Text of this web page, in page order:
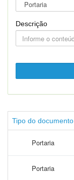
Descrição
Tipo do documento
Portaria
Portaria